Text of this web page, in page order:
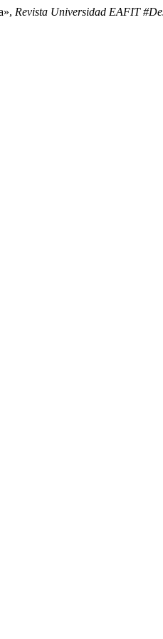
Revista Universidad EAFIT